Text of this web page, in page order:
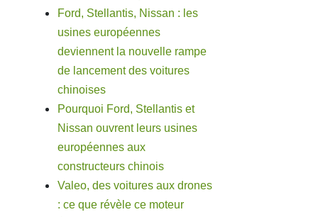
Ford, Stellantis, Nissan : les
usines européennes
deviennent la nouvelle rampe
de lancement des voitures
chinoises
Pourquoi Ford, Stellantis et
Nissan ouvrent leurs usines
européennes aux
constructeurs chinois
Valeo, des voitures aux drones
: ce que révèle ce moteur